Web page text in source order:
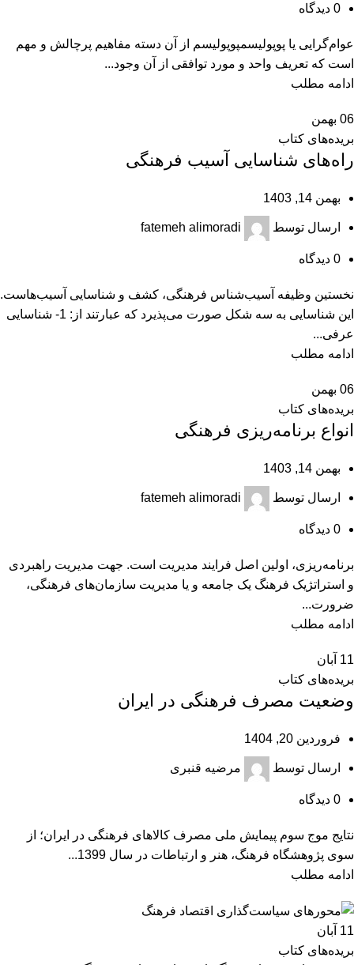
0 دیدگاه
عوام‌گرایی یا پوپولیسمپوپولیسم از آن دسته مفاهیم پرچالش و مهم
است که تعریف واحد و مورد توافقی از آن وجود...
ادامه مطلب
06 بهمن
بریده‌های کتاب
راه‌های شناسایی آسیب فرهنگی
بهمن 14, 1403
ارسال توسط fatemeh alimoradi
0 دیدگاه
نخستین وظیفه آسیب‌شناس فرهنگی، کشف و شناسایی آسیب‌هاست.
این شناسایی به سه شکل صورت می‌پذیرد که عبارتند از: 1- شناسایی
عرفی...
ادامه مطلب
06 بهمن
بریده‌های کتاب
انواع برنامه‌ریزی فرهنگی
بهمن 14, 1403
ارسال توسط fatemeh alimoradi
0 دیدگاه
برنامه‌ریزی، اولین اصل فرایند مدیریت است. جهت مدیریت راهبردی
و استراتژیک فرهنگ یک جامعه و یا مدیریت سازمان‌های فرهنگی،
ضرورت...
ادامه مطلب
11 آبان
بریده‌های کتاب
وضعیت مصرف فرهنگی در ایران
فروردین 20, 1404
ارسال توسط مرضیه قنبری
0 دیدگاه
نتایج موج سوم پیمایش ملی مصرف کالاهای فرهنگی در ایران؛ از
سوی پژوهشگاه فرهنگ، هنر و ارتباطات در سال 1399...
ادامه مطلب
11 آبان
بریده‌های کتاب